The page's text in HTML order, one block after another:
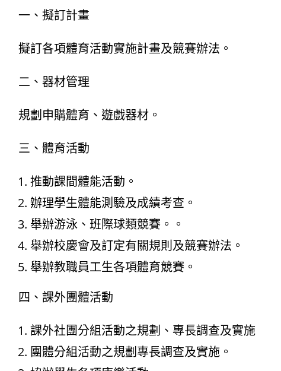
一、擬訂計畫
擬訂各項體育活動實施計畫及競賽辦法。
二、器材管理
規劃申購體育、遊戲器材。
三、體育活動
推動課間體能活動。
辦理學生體能測驗及成績考查。
舉辦游泳、班際球類競賽。。
舉辦校慶會及訂定有關規則及競賽辦法。
舉辦教職員工生各項體育競賽。
四、課外團體活動
課外社團分組活動之規劃、專長調查及實施
團體分組活動之規劃專長調查及實施。